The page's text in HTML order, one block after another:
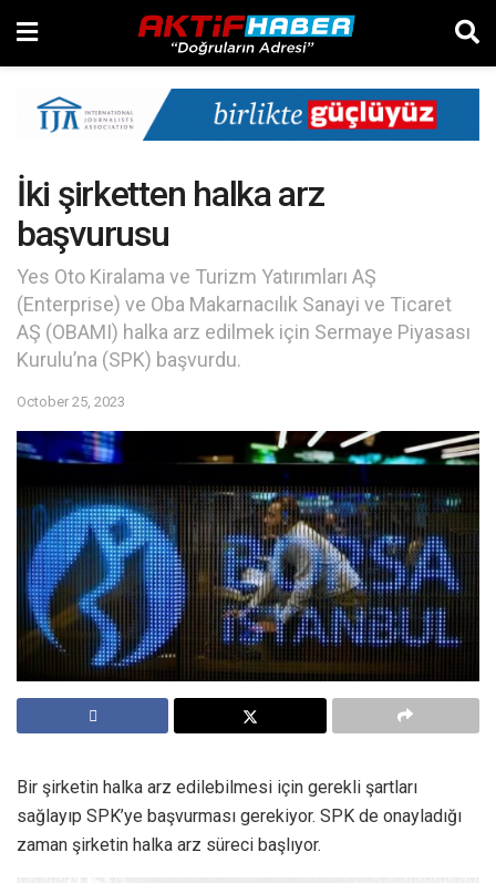
İki şirketten halka arz
başvurusu
Yes Oto Kiralama ve Turizm Yatırımları AŞ
(Enterprise) ve Oba Makarnacılık Sanayi ve Ticaret
AŞ (OBAMI) halka arz edilmek için Sermaye Piyasası
Kurulu’na (SPK) başvurdu.
October 25, 2023
Bir şirketin halka arz edilebilmesi için gerekli şartları
sağlayıp SPK’ye başvurması gerekiyor. SPK de onayladığı
zaman şirketin halka arz süreci başlıyor.